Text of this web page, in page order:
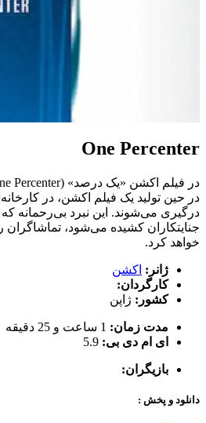
One Percenter
در حین تولید یک فیلم اکشن، در
درگیری می‌شوند. این نبرد بی‌رحمانه که
جنایتکاران کشیده می‌شود، تماشاگران
خواهد کرد.
ژانر: اکشن
کارگردان:
کشور: ژاپن
مدت زمان: 1 ساعت و 25 دقیقه
ای ام دی بی: 5.9
بازیگران:
دانلود و پخش :